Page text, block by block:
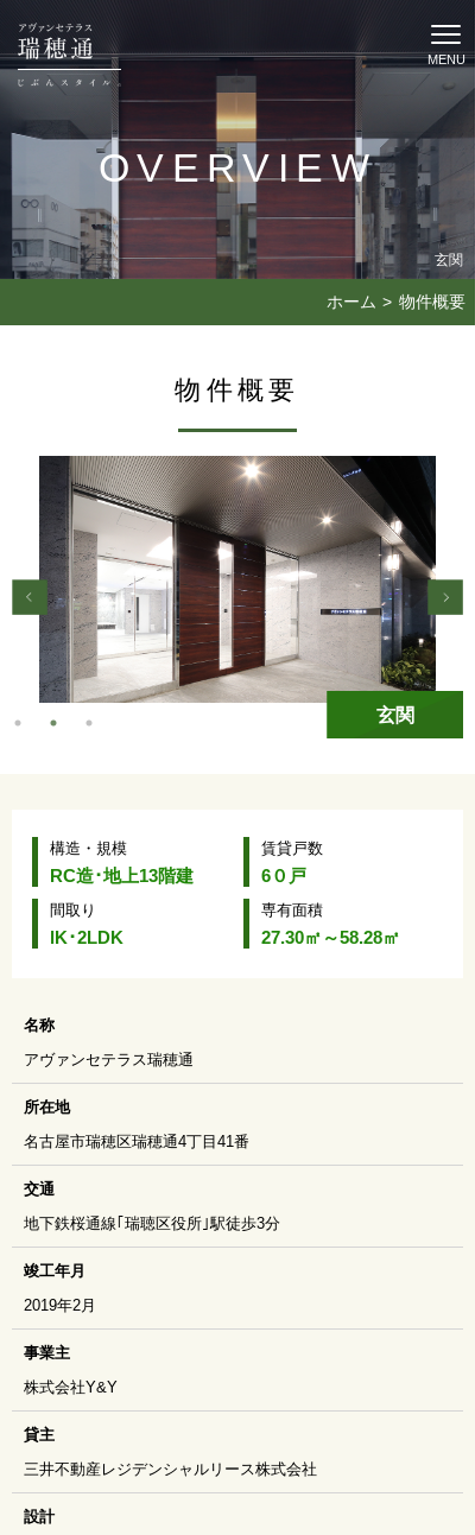
MENU
OVERVIEW
玄関
ホーム 物件概要
物件概要
玄関
構造・規模
RC造･地上13階建
賃貸戸数
6０戸
間取り
lK･2LDK
専有面積
27.30㎡～58.28㎡
名称
アヴァンセテラス瑞穂通
所在地
名古屋市瑞穂区瑞穂通4丁目41番
交通
地下鉄桜通線｢瑞聴区役所｣駅徒歩3分
竣工年月
2019年2月
事業主
株式会社Y&Y
貸主
三井不動産レジデンシャルリース株式会社
設計